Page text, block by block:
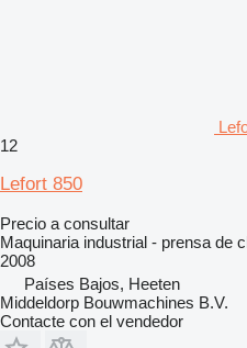
12
Lefort 850
Precio a consultar
Maquinaria industrial - prensa de
2008
Países Bajos, Heeten
Middeldorp Bouwmachines B.V.
Contacte con el vendedor